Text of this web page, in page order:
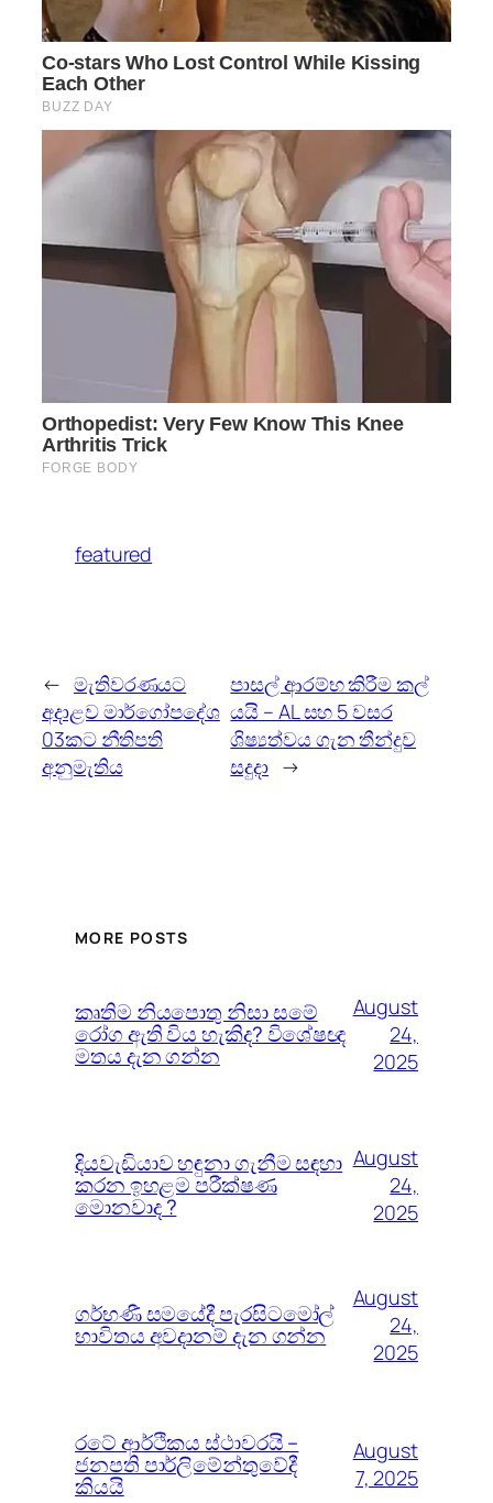
featured
← මැතිවරණයට
අදාළව මාර්ගෝපදේශ
03කට නීතිපති
අනුමැතිය
පාසල් ආරම්භ කිරීම කල්
යයි – AL සහ 5 වසර
ශිෂ්‍යත්වය ගැන තීන්දුව
සදුදා →
MORE POSTS
කෘතිම නියපොතු නිසා සමේ
රෝග ඇති විය හැකිද? විශේෂඥ
මතය දැන ගන්න
August
24,
2025
දියවැඩියාව හඳුනා ගැනීම සඳහා
කරන ඉහළම පරීක්ෂණ
මොනවාද ?
August
24,
2025
ගර්භණී සමයේදී පැරසිටමෝල්
භාවිතය අවදානම් දැන ගන්න
August
24,
2025
රටේ ආර්ථිකය ස්ථාවරයි –
ජනපති පාර්ලිමේන්තුවේදී
කියයි
August
7, 2025